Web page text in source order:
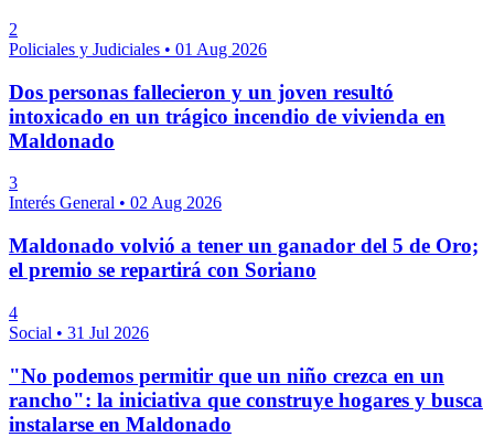
2
Policiales y Judiciales • 01 Aug 2026
Dos personas fallecieron y un joven resultó
intoxicado en un trágico incendio de vivienda en
Maldonado
3
Interés General • 02 Aug 2026
Maldonado volvió a tener un ganador del 5 de Oro;
el premio se repartirá con Soriano
4
Social • 31 Jul 2026
"No podemos permitir que un niño crezca en un
rancho": la iniciativa que construye hogares y busca
instalarse en Maldonado